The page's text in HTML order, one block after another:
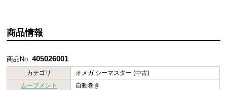
商品情報
商品No.405026001
カテゴリ
オメガ シーマスター (中古)
ムーブメント
自動巻き